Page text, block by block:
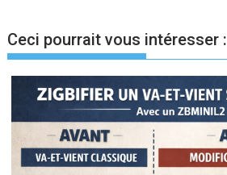
Ceci pourrait vous intéresser :